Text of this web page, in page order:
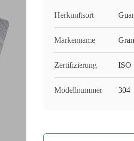
Herkunftsort
Markenname
Zertifizierung ISO
Modellnummer 304